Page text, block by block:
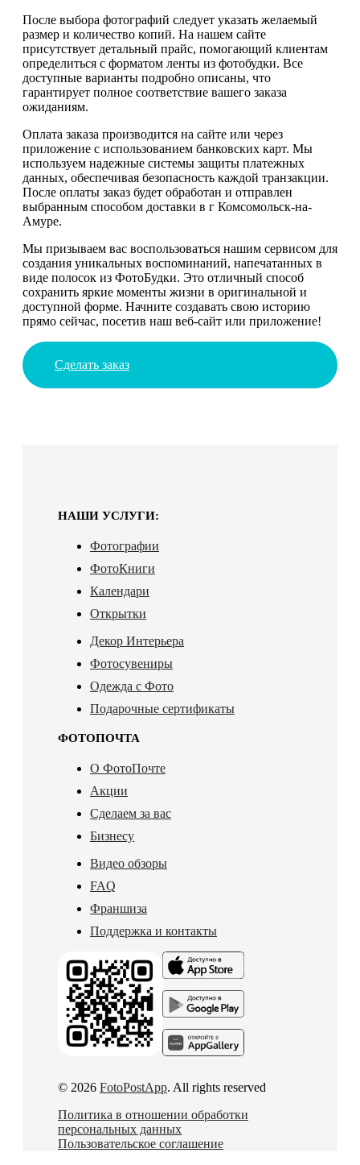
После выбора фотографий следует указать желаемый
размер и количество копий. На нашем сайте
присутствует детальный прайс, помогающий клиентам
определиться с форматом ленты из фотобудки. Все
доступные варианты подробно описаны, что
гарантирует полное соответствие вашего заказа
ожиданиям.
Оплата заказа производится на сайте или через
приложение с использованием банковских карт. Мы
используем надежные системы защиты платежных
данных, обеспечивая безопасность каждой транзакции.
После оплаты заказ будет обработан и отправлен
выбранным способом доставки в г Комсомольск-на-
Амуре.
Мы призываем вас воспользоваться нашим сервисом для
создания уникальных воспоминаний, напечатанных в
виде полосок из ФотоБудки. Это отличный способ
сохранить яркие моменты жизни в оригинальной и
доступной форме. Начните создавать свою историю
прямо сейчас, посетив наш веб-сайт или приложение!
Сделать заказ
НАШИ УСЛУГИ:
Фотографии
ФотоКниги
Календари
Открытки
Декор Интерьера
Фотосувениры
Одежда с Фото
Подарочные сертификаты
ФОТОПОЧТА
О ФотоПочте
Акции
Сделаем за вас
Бизнесу
Видео обзоры
FAQ
Франшиза
Поддержка и контакты
© 2026 FotoPostApp. All rights reserved
Политика в отношении обработки
персональных данных
Пользовательское соглашение